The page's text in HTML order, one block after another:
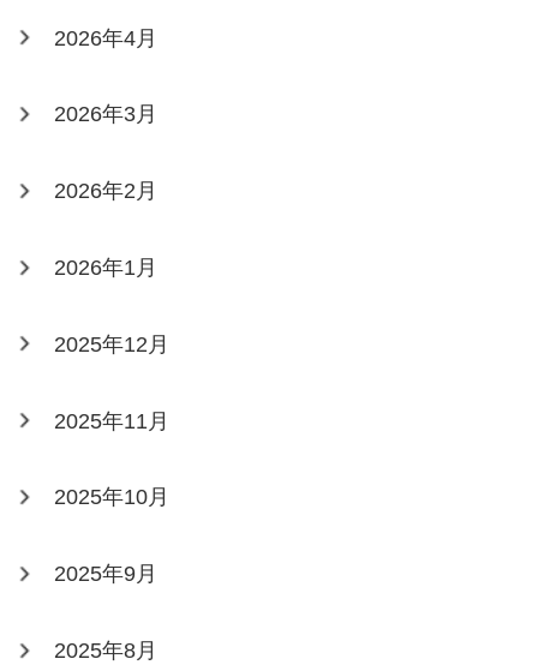
2026年4月
2026年3月
2026年2月
2026年1月
2025年12月
2025年11月
2025年10月
2025年9月
2025年8月